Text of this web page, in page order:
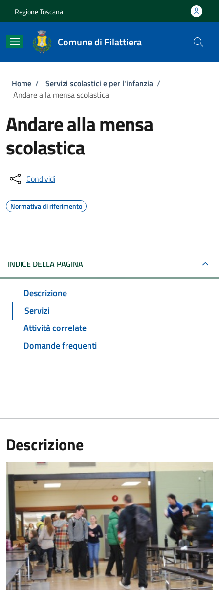
Regione Toscana
Comune di Filattiera
Briciole di pane
Home / Servizi scolastici e per l'infanzia /
Andare alla mensa scolastica
Andare alla mensa
scolastica
Condividi
Normativa di riferimento
INDICE DELLA PAGINA
Descrizione
Servizi
Attività correlate
Domande frequenti
Descrizione